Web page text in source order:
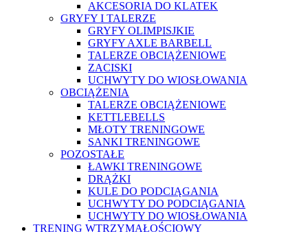
AKCESORIA DO KLATEK
GRYFY I TALERZE
GRYFY OLIMPISJKIE
GRYFY AXLE BARBELL
TALERZE OBCIĄŻENIOWE
ZACISKI
UCHWYTY DO WIOSŁOWANIA
OBCIĄŻENIA
TALERZE OBCIĄŻENIOWE
KETTLEBELLS
MŁOTY TRENINGOWE
SANKI TRENINGOWE
POZOSTAŁE
ŁAWKI TRENINGOWE
DRĄŻKI
KULE DO PODCIĄGANIA
UCHWYTY DO PODCIĄGANIA
UCHWYTY DO WIOSŁOWANIA
TRENING WTRZYMAŁOŚCIOWY